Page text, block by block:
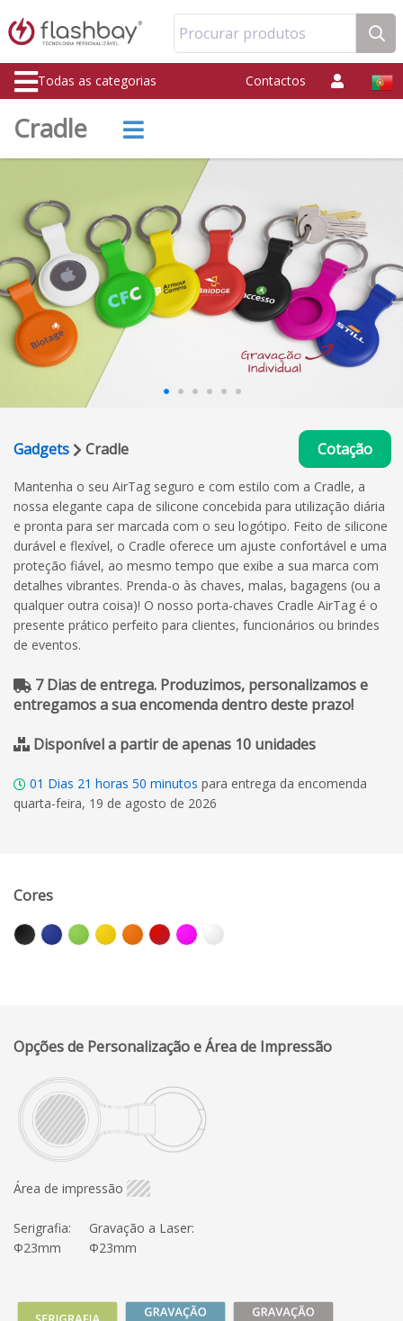
Procurar produtos
Todas as categorias Contactos
Cradle
Gadgets Cradle Cotação
Mantenha o seu AirTag seguro e com estilo com a Cradle, a
nossa elegante capa de silicone concebida para utilização diária
e pronta para ser marcada com o seu logótipo. Feito de silicone
durável e flexível, o Cradle oferece um ajuste confortável e uma
proteção fiável, ao mesmo tempo que exibe a sua marca com
detalhes vibrantes. Prenda-o às chaves, malas, bagagens (ou a
qualquer outra coisa)! O nosso porta-chaves Cradle AirTag é o
presente prático perfeito para clientes, funcionários ou brindes
de eventos.
7 Dias de entrega. Produzimos, personalizamos e
entregamos a sua encomenda dentro deste prazo!
Disponível a partir de apenas 10 unidades
01 Dias 21 horas 50 minutos para entrega da encomenda
quarta-feira, 19 de agosto de 2026
Cores
Opções de Personalização e Área de Impressão
Área de impressão
Serigrafia:
Φ23mm
Gravação a Laser:
Φ23mm